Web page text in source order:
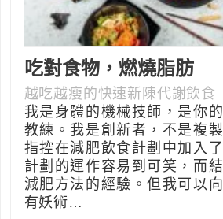
吃對食物，燃燒脂肪
越吃越瘦的快速新陳代謝飲食
我是身體的機械技師，是你
教練。我是創新者，不是複
指控在減肥飲食計劃中加入
計劃的運作容易到可笑，而
減肥方法的經驗。但我可以
有妖術…